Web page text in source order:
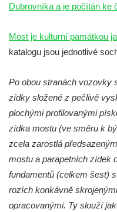
Socha Memento na
Socha Chalikotérium v
Socha Veledaněk v
Socha Koroun bezzubý
Socha Plejtvák
Socha Medvěd jeskynní
Socha Mamutí lebka v
Socha Mamut srstnatý v
Socha Orel v ZOO
Dubrovníka a je počítán ke
Most je kulturní památkou
katalogu jsou jednotlivé
Po obou stranách vozovky
zídky složené z pečlivě
plochými profilovanými
zídka mostu (ve směru k
zcela zarostlá
mostu a parapetních zídek
fundamentů (celkem šest)
rozích konkávně
opracovanými. Ty slouží